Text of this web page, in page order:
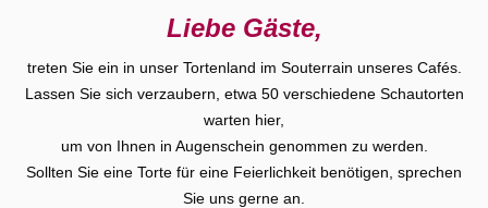
Liebe Gäste,
treten Sie ein in unser Tortenland im Souterrain unseres Cafés.
Lassen Sie sich verzaubern, etwa 50 verschiedene Schautorten
warten hier,
um von Ihnen in Augenschein genommen zu werden.
Sollten Sie eine Torte für eine Feierlichkeit benötigen, sprechen
Sie uns gerne an.